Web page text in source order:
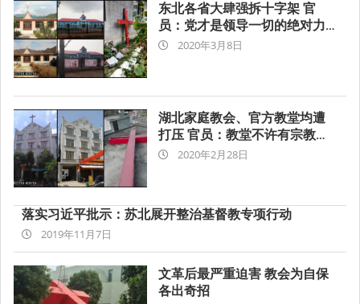
东北各省大肆强拆十字架 官
员：党才是领导一切的绝对力
量
2020-2020年3月8日
湖北家庭教会、官方教堂均遭
打压 官员：教堂不许有宗教标
志
2020-2020年2月28日
落实习近平批示：苏北展开整治基督教专项行动
2019-
11-
07
2019年11月7日
文革后最严重迫害 教会为自保
各出奇招